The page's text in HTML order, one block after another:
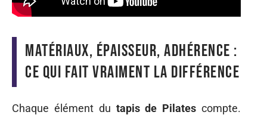
Matériaux, épaisseur, adhérence :
ce qui fait vraiment la différence
Chaque élément du tapis de Pilates compte.